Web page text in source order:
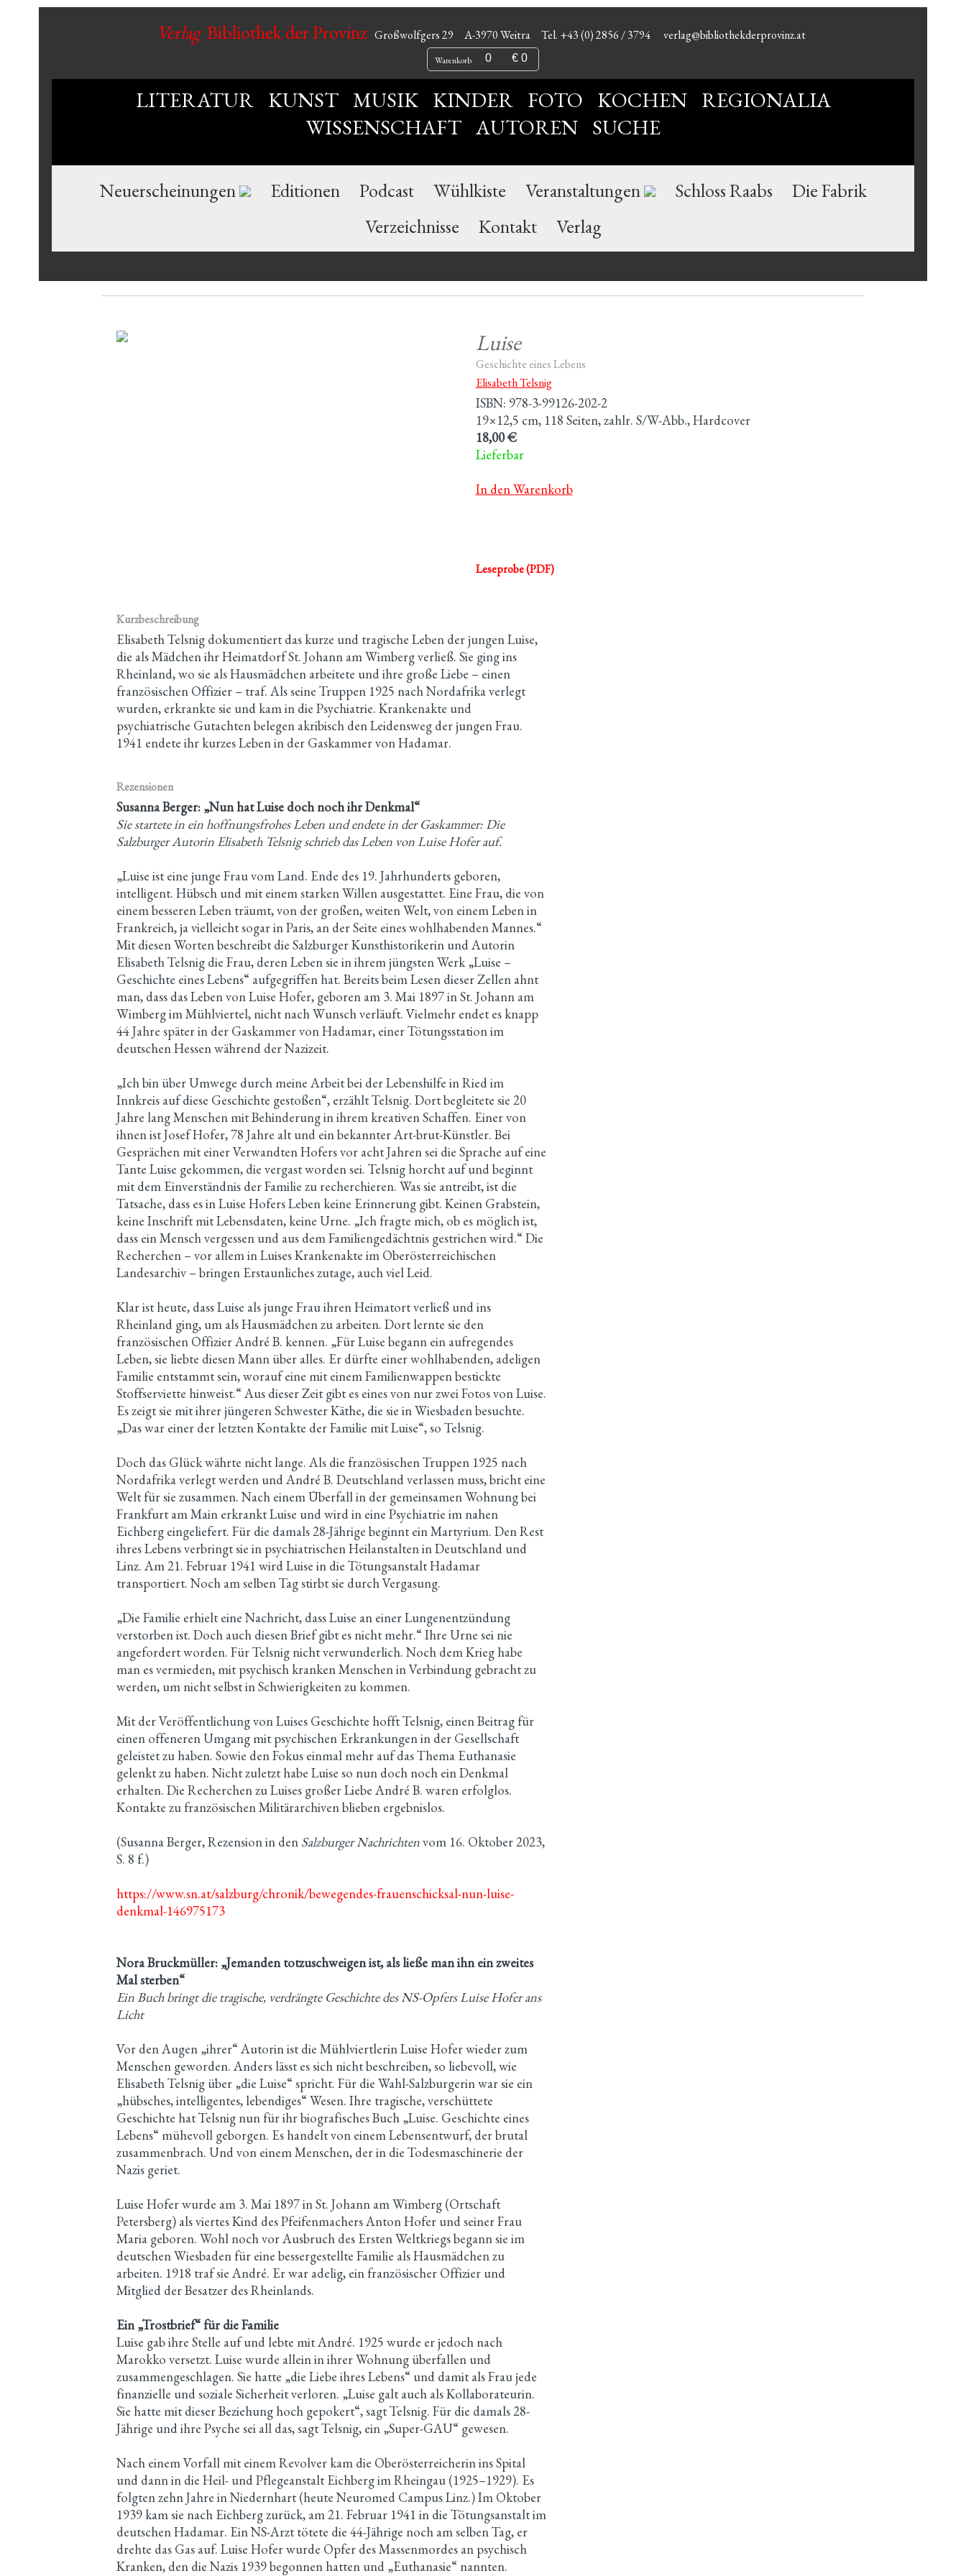
VerlagBibliothek der Provinz Großwolfgers 29 A-3970 Weitra Tel. +43 (0) 2856 / 3794 verlag@bibliothekderprovinz.at
Warenkorb 0 € 0
LITERATUR KUNST MUSIK KINDER FOTO KOCHEN REGIONALIA
WISSENSCHAFT AUTOREN SUCHE
Neuerscheinungen Editionen Podcast Wühlkiste Veranstaltungen Schloss Raabs
Die Fabrik
Verzeichnisse
Kontakt Verlag
Luise
Geschichte eines Lebens
Elisabeth Telsnig
ISBN: 978-3-99126-202-2
19×12,5 cm, 118 Seiten, zahlr. S/W-Abb., Hardcover
18,00 €
Lieferbar
In den Warenkorb
Leseprobe (PDF)
Kurzbeschreibung
Elisabeth Telsnig dokumentiert das kurze und tragische Leben der jungen Luise,
die als Mädchen ihr Heimatdorf St. Johann am Wimberg verließ. Sie ging ins
Rheinland, wo sie als Hausmädchen arbeitete und ihre große Liebe – einen
französischen Offizier – traf. Als seine Truppen 1925 nach Nordafrika verlegt
wurden, erkrankte sie und kam in die Psychiatrie. Krankenakte und
psychiatrische Gutachten belegen akribisch den Leidensweg der jungen Frau.
1941 endete ihr kurzes Leben in der Gaskammer von Hadamar.
Rezensionen
Susanna Berger: „Nun hat Luise doch noch ihr Denkmal“
Sie startete in ein hoffnungsfrohes Leben und endete in der Gaskammer: Die
Salzburger Autorin Elisabeth Telsnig schrieb das Leben von Luise Hofer auf.
„Luise ist eine junge Frau vom Land. Ende des 19. Jahrhunderts geboren,
intelligent. Hübsch und mit einem starken Willen ausgestattet. Eine Frau, die von
einem besseren Leben träumt, von der großen, weiten Welt, von einem Leben in
Frankreich, ja vielleicht sogar in Paris, an der Seite eines wohlhabenden Mannes.“
Mit diesen Worten beschreibt die Salzburger Kunsthistorikerin und Autorin
Elisabeth Telsnig die Frau, deren Leben sie in ihrem jüngsten Werk „Luise –
Geschichte eines Lebens“ aufgegriffen hat. Bereits beim Lesen dieser Zellen ahnt
man, dass das Leben von Luise Hofer, geboren am 3. Mai 1897 in St. Johann am
Wimberg im Mühlviertel, nicht nach Wunsch verläuft. Vielmehr endet es knapp
44 Jahre später in der Gaskammer von Hadamar, einer Tötungsstation im
deutschen Hessen während der Nazizeit.
„Ich bin über Umwege durch meine Arbeit bei der Lebenshilfe in Ried im
Innkreis auf diese Geschichte gestoßen“, erzählt Telsnig. Dort begleitete sie 20
Jahre lang Menschen mit Behinderung in ihrem kreativen Schaffen. Einer von
ihnen ist Josef Hofer, 78 Jahre alt und ein bekannter Art-brut-Künstler. Bei
Gesprächen mit einer Verwandten Hofers vor acht Jahren sei die Sprache auf eine
Tante Luise gekommen, die vergast worden sei. Telsnig horcht auf und beginnt
mit dem Einverständnis der Familie zu recherchieren. Was sie antreibt, ist die
Tatsache, dass es in Luise Hofers Leben keine Erinnerung gibt. Keinen Grabstein,
keine Inschrift mit Lebensdaten, keine Urne. „Ich fragte mich, ob es möglich ist,
dass ein Mensch vergessen und aus dem Familiengedächtnis gestrichen wird.“ Die
Recherchen – vor allem in Luises Krankenakte im Oberösterreichischen
Landesarchiv – bringen Erstaunliches zutage, auch viel Leid.
Klar ist heute, dass Luise als junge Frau ihren Heimatort verließ und ins
Rheinland ging, um als Hausmädchen zu arbeiten. Dort lernte sie den
französischen Offizier André B. kennen. „Für Luise begann ein aufregendes
Leben, sie liebte diesen Mann über alles. Er dürfte einer wohlhabenden, adeligen
Familie entstammt sein, worauf eine mit einem Familienwappen bestickte
Stoffserviette hinweist.“ Aus dieser Zeit gibt es eines von nur zwei Fotos von Luise.
Es zeigt sie mit ihrer jüngeren Schwester Käthe, die sie in Wiesbaden besuchte.
„Das war einer der letzten Kontakte der Familie mit Luise“, so Telsnig.
Doch das Glück währte nicht lange. Als die französischen Truppen 1925 nach
Nordafrika verlegt werden und André B. Deutschland verlassen muss, bricht eine
Welt für sie zusammen. Nach einem Überfall in der gemeinsamen Wohnung bei
Frankfurt am Main erkrankt Luise und wird in eine Psychiatrie im nahen
Eichberg eingeliefert. Für die damals 28-Jährige beginnt ein Martyrium. Den Rest
ihres Lebens verbringt sie in psychiatrischen Heilanstalten in Deutschland und
Linz. Am 21. Februar 1941 wird Luise in die Tötungsanstalt Hadamar
transportiert. Noch am selben Tag stirbt sie durch Vergasung.
„Die Familie erhielt eine Nachricht, dass Luise an einer Lungenentzündung
verstorben ist. Doch auch diesen Brief gibt es nicht mehr.“ Ihre Urne sei nie
angefordert worden. Für Telsnig nicht verwunderlich. Noch dem Krieg habe
man es vermieden, mit psychisch kranken Menschen in Verbindung gebracht zu
werden, um nicht selbst in Schwierigkeiten zu kommen.
Mit der Veröffentlichung von Luises Geschichte hofft Telsnig, einen Beitrag für
einen offeneren Umgang mit psychischen Erkrankungen in der Gesellschaft
geleistet zu haben. Sowie den Fokus einmal mehr auf das Thema Euthanasie
gelenkt zu haben. Nicht zuletzt habe Luise so nun doch noch ein Denkmal
erhalten. Die Recherchen zu Luises großer Liebe André B. waren erfolglos.
Kontakte zu französischen Militärarchiven blieben ergebnislos.
(Susanna Berger, Rezension in den Salzburger Nachrichtenvom 16. Oktober 2023,
S. 8 f.)
https://www.sn.at/salzburg/chronik/bewegendes-frauenschicksal-nun-luise-
denkmal-146975173
Nora Bruckmüller: „Jemanden totzuschweigen ist, als ließe man ihn ein zweites
Mal sterben“
Ein Buch bringt die tragische, verdrängte Geschichte des NS-Opfers Luise Hofer ans
Licht
Vor den Augen „ihrer“ Autorin ist die Mühlviertlerin Luise Hofer wieder zum
Menschen geworden. Anders lässt es sich nicht beschreiben, so liebevoll, wie
Elisabeth Telsnig über „die Luise“ spricht. Für die Wahl-Salzburgerin war sie ein
„hübsches, intelligentes, lebendiges“ Wesen. Ihre tragische, verschüttete
Geschichte hat Telsnig nun für ihr biografisches Buch „Luise. Geschichte eines
Lebens“ mühevoll geborgen. Es handelt von einem Lebensentwurf, der brutal
zusammenbrach. Und von einem Menschen, der in die Todesmaschinerie der
Nazis geriet.
Luise Hofer wurde am 3. Mai 1897 in St. Johann am Wimberg (Ortschaft
Petersberg) als viertes Kind des Pfeifenmachers Anton Hofer und seiner Frau
Maria geboren. Wohl noch vor Ausbruch des Ersten Weltkriegs begann sie im
deutschen Wiesbaden für eine bessergestellte Familie als Hausmädchen zu
arbeiten. 1918 traf sie André. Er war adelig, ein französischer Offizier und
Mitglied der Besatzer des Rheinlands.
Ein „Trostbrief“ für die Familie
Luise gab ihre Stelle auf und lebte mit André. 1925 wurde er jedoch nach
Marokko versetzt. Luise wurde allein in ihrer Wohnung überfallen und
zusammengeschlagen. Sie hatte „die Liebe ihres Lebens“ und damit als Frau jede
finanzielle und soziale Sicherheit verloren. „Luise galt auch als Kollaborateurin.
Sie hatte mit dieser Beziehung hoch gepokert“, sagt Telsnig. Für die damals 28-
Jährige und ihre Psyche sei all das, sagt Telsnig, ein „Super-GAU“ gewesen.
Nach einem Vorfall mit einem Revolver kam die Oberösterreicherin ins Spital
und dann in die Heil- und Pflegeanstalt Eichberg im Rheingau (1925–1929). Es
folgten zehn Jahre in Niedernhart (heute Neuromed Campus Linz.) Im Oktober
1939 kam sie nach Eichberg zurück, am 21. Februar 1941 in die Tötungsanstalt im
deutschen Hadamar. Ein NS-Arzt tötete die 44-Jährige noch am selben Tag, er
drehte das Gas auf. Luise Hofer wurde Opfer des Massenmordes an psychisch
Kranken, den die Nazis 1939 begonnen hatten und „Euthanasie“ nannten.